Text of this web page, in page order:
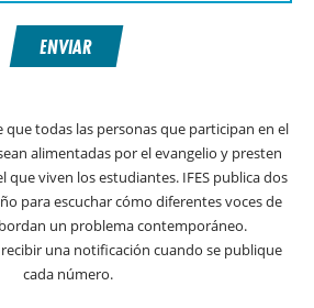
ENVIAR
que todas las personas que participan en el
alimentadas por el evangelio y presten
que viven los estudiantes. IFES publica dos
para escuchar cómo diferentes voces de
un problema contemporáneo.
una notificación cuando se publique
cada número.